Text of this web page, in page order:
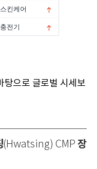
탕으로 글로벌 시세보
(Hwatsing) CMP장